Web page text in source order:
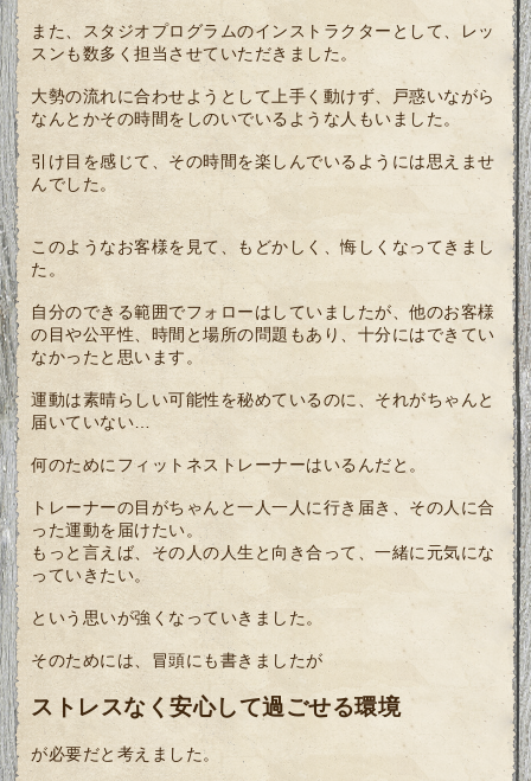
また、スタジオプログラムのインストラクターとして、レッ
スンも数多く担当させていただきました。
大勢の流れに合わせようとして上手く動けず、戸惑いながら
なんとかその時間をしのいでいるような人もいました。
引け目を感じて、その時間を楽しんでいるようには思えませ
んでした。
このようなお客様を見て、もどかしく、悔しくなってきまし
た。
自分のできる範囲でフォローはしていましたが、他のお客様
の目や公平性、時間と場所の問題もあり、十分にはできてい
なかったと思います。
運動は素晴らしい可能性を秘めているのに、それがちゃんと
届いていない…
何のためにフィットネストレーナーはいるんだと。
トレーナーの目がちゃんと一人一人に行き届き、その人に合
った運動を届けたい。
もっと言えば、その人の人生と向き合って、一緒に元気にな
っていきたい。
という思いが強くなっていきました。
そのためには、冒頭にも書きましたが
ストレスなく安心して過ごせる環境
が必要だと考えました。